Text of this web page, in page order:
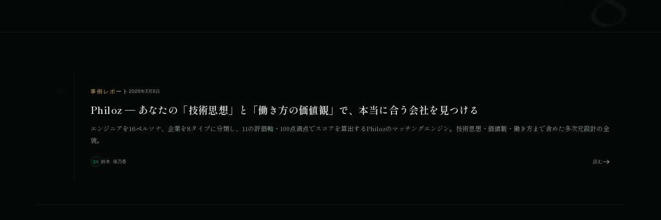
事例レポート 2026年3月8日
Philoz — あなたの「技術思想」と「働き方の価値観」で、本当に合う会社を見つける
エンジニアを16ペルソナ、企業を8タイプに分類し、11の評価軸・100点満点でスコアを算出するPhilozのマッチングエンジン。技術思想・価値観・働き方まで含めた多次元設計の全
貌。
SH 鈴木 保乃香 読む